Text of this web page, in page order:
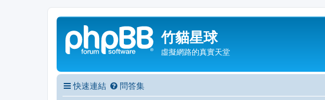
竹貓星球
虛擬網路的真實天堂
快速連結 問答集